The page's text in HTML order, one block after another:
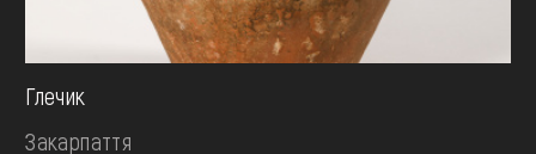
Глечик
Закарпаття